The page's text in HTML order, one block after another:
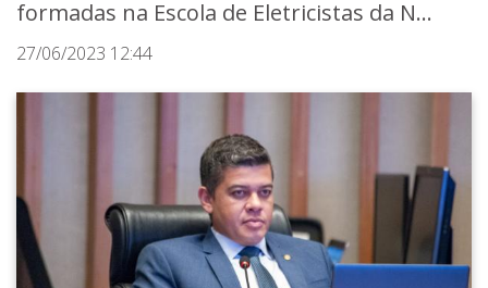
formadas na Escola de Eletricistas da N...
27/06/2023 12:44